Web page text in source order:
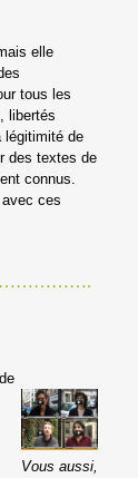
elle
tous les
libertés
légitimité de
des textes de
connus.
ces
Vous aussi,